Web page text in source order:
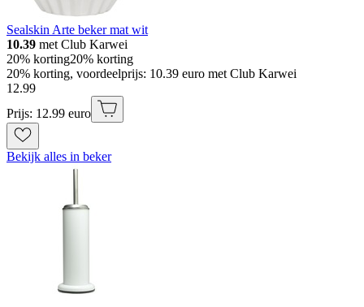
Sealskin Arte beker mat wit
10.39 met Club Karwei
20% korting20% korting
20% korting, voordeelprijs: 10.39 euro met Club Karwei
12.99
Prijs: 12.99 euro
Bekijk alles in beker